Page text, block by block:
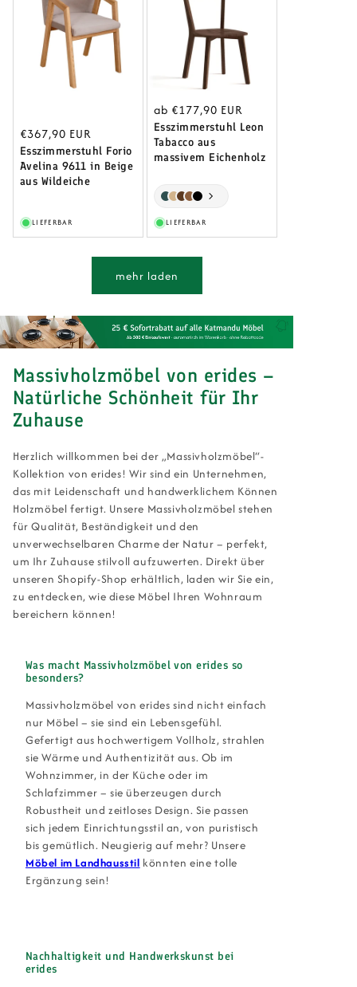
Normaler
Preis
€367,90 EUR
Esszimmerstuhl Forio
Avelina 9611 in Beige
aus Wildeiche
LIEFERBAR
Normaler
Preis
ab €177,90 EUR
Esszimmerstuhl Leon
Tabacco aus
massivem Eichenholz
LIEFERBAR
mehr laden
Massivholzmöbel von erides –
Natürliche Schönheit für Ihr
Zuhause
Herzlich willkommen bei der „Massivholzmöbel“-
Kollektion von erides! Wir sind ein Unternehmen,
das mit Leidenschaft und handwerklichem Können
Holzmöbel fertigt. Unsere Massivholzmöbel stehen
für Qualität, Beständigkeit und den
unverwechselbaren Charme der Natur – perfekt,
um Ihr Zuhause stilvoll aufzuwerten. Direkt über
unseren Shopify-Shop erhältlich, laden wir Sie ein,
zu entdecken, wie diese Möbel Ihren Wohnraum
bereichern können!
Was macht Massivholzmöbel von erides so
besonders?
Massivholzmöbel von erides sind nicht einfach
nur Möbel – sie sind ein Lebensgefühl.
Gefertigt aus hochwertigem Vollholz, strahlen
sie Wärme und Authentizität aus. Ob im
Wohnzimmer, in der Küche oder im
Schlafzimmer – sie überzeugen durch
Robustheit und zeitloses Design. Sie passen
sich jedem Einrichtungsstil an, von puristisch
bis gemütlich. Neugierig auf mehr? Unsere
Möbel im Landhausstil könnten eine tolle
Ergänzung sein!
Nachhaltigkeit und Handwerkskunst bei
erides